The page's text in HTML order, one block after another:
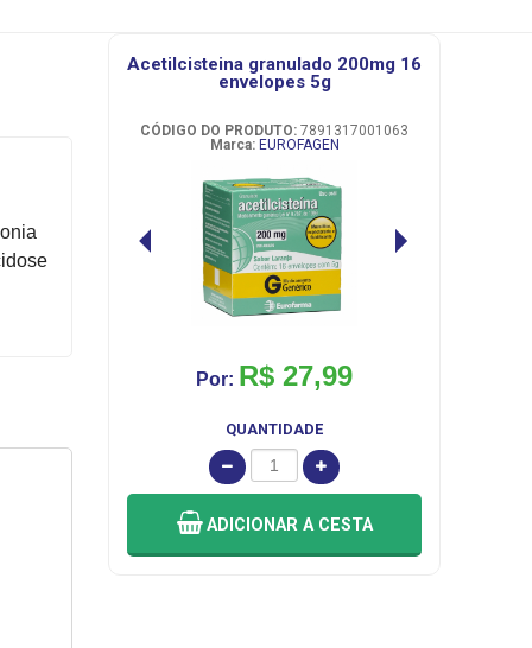
acetilcisteina granulado 200mg 16
envelopes 5g
CÓDIGO DO PRODUTO: 7891317001063
Marca: EUROFAGEN
Por: R$ 27,99
QUANTIDADE
ADICIONAR A CESTA